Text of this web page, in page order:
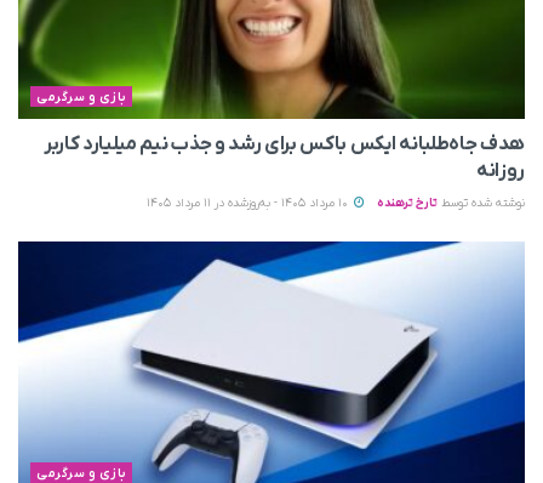
بازی و سرگرمی
هدف جاه‌طلبانه ایکس باکس برای رشد و جذب نیم میلیارد کاربر
روزانه
نوشته شده توسط تارخ ترهنده
بازی و سرگرمی